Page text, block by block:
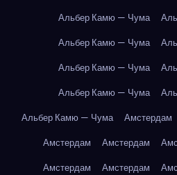
Альбер Камю — Чума
Альбер Камю — Чума
Альбер Камю — Чума
Альбер Камю — Чума
Альбер Камю — Чума
Амстердам
Амстердам
Амстердам
Амстердам
Амстердам